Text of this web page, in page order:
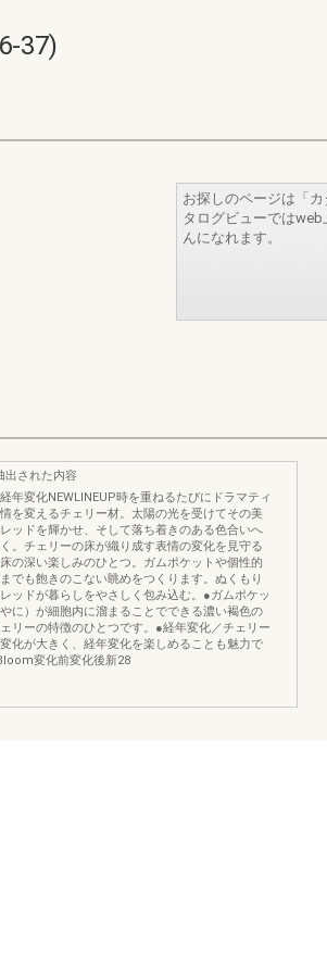
37)
お探しのページは「
タログビューでは
んになれます。
出された内容
年変化NEWLINEUP時を重ねるたびにドラマティ
を変えるチェリー材。太陽の光を受けてその美
ッドを輝かせ、そして落ち着きのある色合いへ
。チェリーの床が織り成す表情の変化を見守る
の深い楽しみのひとつ。ガムポケットや個性的
でも飽きのこない眺めをつくります。ぬくもり
ッドが暮らしをやさしく包み込む。●ガムポケッ
に）が細胞内に溜まることでできる濃い褐色の
リーの特徴のひとつです。●経年変化／チェリー
化が大きく、経年変化を楽しめることも魅力で
変化前変化後新28